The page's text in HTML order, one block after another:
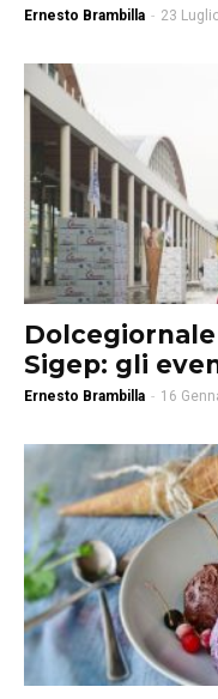
Ernesto Brambilla - 23
Sigep: gli
Ernesto Brambilla - 16